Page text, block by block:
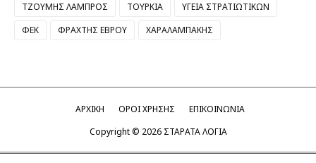
ΤΖΟΥΜΗΣ ΛΑΜΠΡΟΣ
ΤΟΥΡΚΙΑ
ΥΓΕΙΑ ΣΤΡΑΤΙΩΤΙΚΩΝ
ΦΕΚ
ΦΡΑΧΤΗΣ ΕΒΡΟΥ ΧΑΡΑΛΑΜΠΑΚΗΣ
ΑΡΧΙΚΗ ΟΡΟΙ ΧΡΗΣΗΣ
ΕΠΙΚΟΙΝΩΝΙΑ
Copyright © 2026 ΣΤΑΡΑΤΑ ΛΟΓΙΑ